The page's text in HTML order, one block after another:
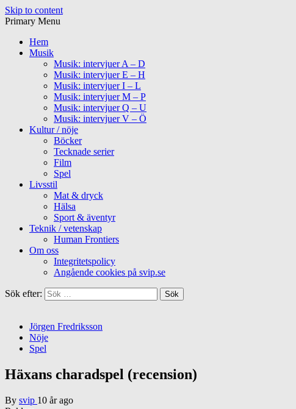
Skip to content
Primary Menu
Hem
Musik
Musik: intervjuer A – D
Musik: intervjuer E – H
Musik: intervjuer I – L
Musik: intervjuer M – P
Musik: intervjuer Q – U
Musik: intervjuer V – Ö
Kultur / nöje
Böcker
Tecknade serier
Film
Spel
Livsstil
Mat & dryck
Hälsa
Sport & äventyr
Teknik / vetenskap
Human Frontiers
Om oss
Integritetspolicy
Angående cookies på svip.se
Sök efter:
Jörgen Fredriksson
Nöje
Spel
Häxans charadspel (recension)
By svip 10 år ago